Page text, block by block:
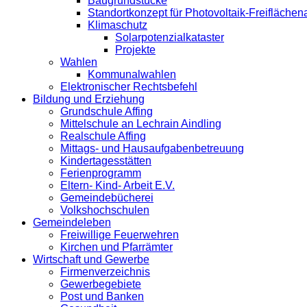
Standortkonzept für Photovoltaik-
Klimaschutz
Solarpotenzialkataster
Projekte
Wahlen
Kommunalwahlen
Elektronischer Rechtsbefehl
Bildung und Erziehung
Grundschule Affing
Mittelschule an Lechrain Aindling
Realschule Affing
Mittags- und Hausaufgabenbetreuung
Kindertagesstätten
Ferienprogramm
Eltern- Kind- Arbeit E.V.
Gemeindebücherei
Volkshochschulen
Gemeindeleben
Freiwillige Feuerwehren
Kirchen und Pfarrämter
Wirtschaft und Gewerbe
Firmenverzeichnis
Gewerbegebiete
Post und Banken